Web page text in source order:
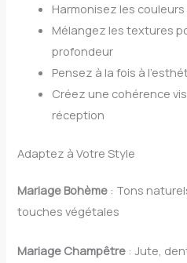
Harmonisez les
Mélangez les textures
profondeur
Pensez à la fois à
Créez une cohérence
réception
Adaptez à Votre Style
Mariage Bohème : Tons
touches végétales
Mariage Champêtre : Jute,